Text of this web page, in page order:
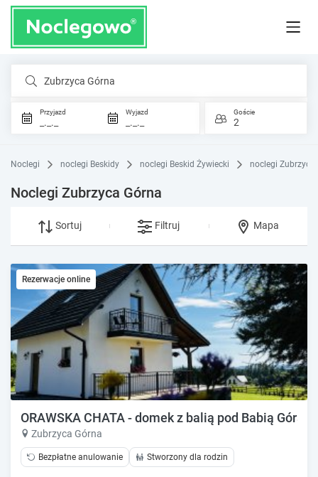
Zubrzyca Górna
Przyjazd
_._._
Wyjazd
_._._
Goście
2
Noclegi noclegi Beskidy noclegi Beskid Żywiecki noclegi Zubrzyca
Noclegi Zubrzyca Górna
Sortuj Filtruj Mapa
Rezerwacje online
ORAWSKA CHATA - domek z balią pod Babią Górą
Zubrzyca Górna
Bezpłatne anulowanie Stworzony dla rodzin